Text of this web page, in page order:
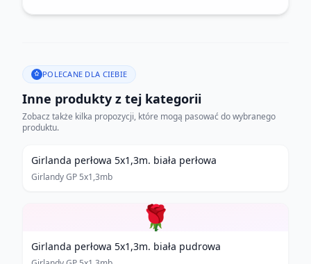
POLECANE DLA CIEBIE
Inne produkty z tej kategorii
Zobacz także kilka propozycji, które mogą pasować do wybranego
produktu.
Girlanda perłowa 5x1,3m. biała perłowa
Girlandy GP 5x1,3mb
🌹
Girlanda perłowa 5x1,3m. biała pudrowa